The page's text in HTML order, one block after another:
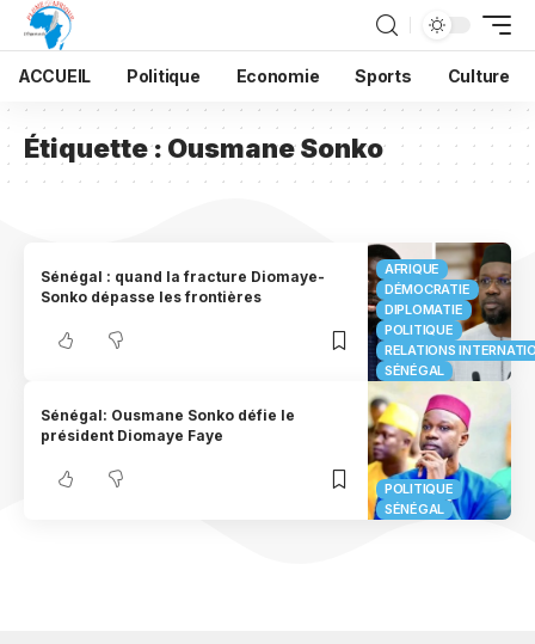
ACCUEIL Politique Economie Sports Culture
Étiquette : Ousmane Sonko
AFRIQUE
DÉMOCRATIE
DIPLOMATIE
POLITIQUE
RELATIONS
SÉNÉGAL
Sénégal : quand la fracture Diomaye-
Sonko dépasse les frontières
POLITIQUE
SÉNÉGAL
Sénégal: Ousmane Sonko défie le
président Diomaye Faye